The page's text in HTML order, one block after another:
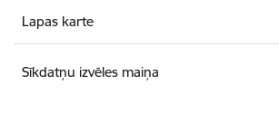
Lapas karte
Sīkdatņu izvēles maiņa